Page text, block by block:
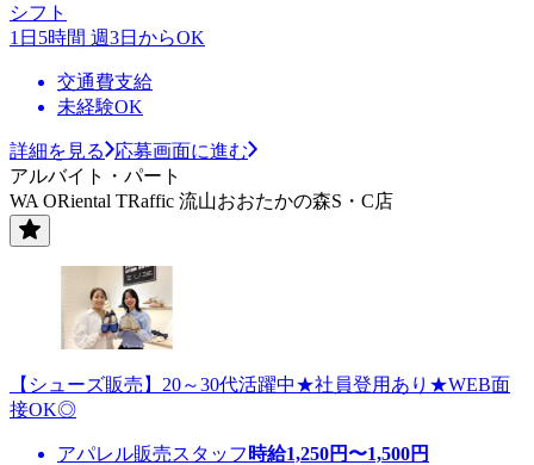
シフト
1日5時間 週3日からOK
交通費支給
未経験OK
詳細を見る
応募画面に進む
アルバイト・パート
WA ORiental TRaffic 流山おおたかの森S・C店
【シューズ販売】20～30代活躍中★社員登用あり★WEB面
接OK◎
アパレル販売スタッフ 時給1,250円〜1,500円